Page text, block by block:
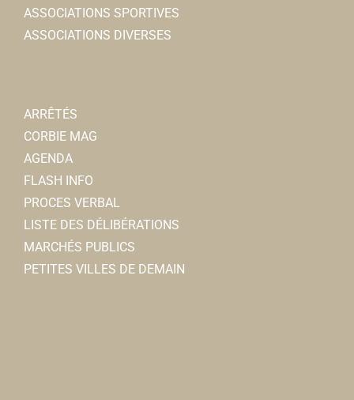
ASSOCIATIONS SPORTIVES
ASSOCIATIONS DIVERSES
ARRÊTÉS
CORBIE MAG
AGENDA
FLASH INFO
PROCES VERBAL
LISTE DES DÉLIBÉRATIONS
MARCHÉS PUBLICS
PETITES VILLES DE DEMAIN